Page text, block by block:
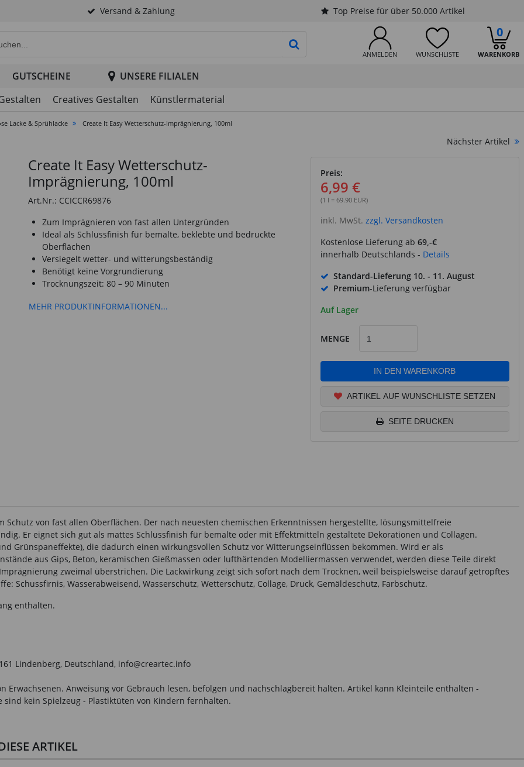
Versand & Zahlung Top Preise für über 50.000 Artikel
ANMELDEN WUNSCHLISTE WARENKORB
0
PRODUKTSUCHE STARTEN
GUTSCHEINE
UNSERE FILIALEN
Creatives Gestalten Künstlermaterial
Lacke & Sprühlacke Create It Easy Wetterschutz-Imprägnierung, 100ml
Nächster Artikel
Create It Easy Wetterschutz-
Imprägnierung, 100ml
Art.Nr.: CCICCR69876
Zum Imprägnieren von fast allen Untergründen
Ideal als Schlussfinish für bemalte, beklebte und bedruckte
Oberflächen
Versiegelt wetter- und witterungsbeständig
Benötigt keine Vorgrundierung
Trocknungszeit: 80 – 90 Minuten
MEHR PRODUKTINFORMATIONEN...
Preis:
6,99 €
(1 l = 69.90 EUR)
inkl. MwSt. zzgl. Versandkosten
Kostenlose Lieferung ab 69,-€
innerhalb Deutschlands - Details
Standard-Lieferung 10. - 11. August
Premium-Lieferung verfügbar
Auf Lager
MENGE
IN DEN WARENKORB
ARTIKEL AUF WUNSCHLISTE SETZEN
SEITE DRUCKEN
Schutz von fast allen Oberflächen. Der nach neuesten chemischen Erkenntnissen hergestellte, lösungsmittelfreie
Er eignet sich gut als mattes Schlussfinish für bemalte oder mit Effektmitteln gestaltete Dekorationen und Collagen.
Grünspaneffekte), die dadurch einen wirkungsvollen Schutz vor Witterungseinflüssen bekommen. Wird er als
aus Gips, Beton, keramischen Gießmassen oder lufthärtenden Modelliermassen verwendet, werden diese Teile direkt
zweimal überstrichen. Die Lackwirkung zeigt sich sofort nach dem Trocknen, weil beispielsweise darauf getropftes
Schussfirnis, Wasserabweisend, Wasserschutz, Wetterschutz, Collage, Druck, Gemäldeschutz, Farbschutz.
enthalten.
Lindenberg, Deutschland, info@creartec.info
Anweisung vor Gebrauch lesen, befolgen und nachschlagbereit halten. Artikel kann Kleinteile enthalten -
kein Spielzeug - Plastiktüten von Kindern fernhalten.
ARTIKEL